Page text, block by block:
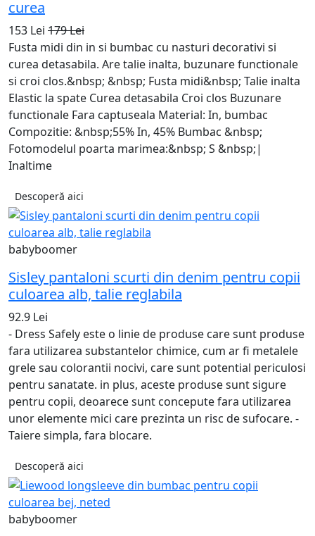
curea
153 Lei 179 Lei
Fusta midi din in si bumbac cu nasturi decorativi si
curea detasabila. Are talie inalta, buzunare functionale
si croi clos.&nbsp; &nbsp; Fusta midi&nbsp; Talie inalta
Elastic la spate Curea detasabila Croi clos Buzunare
functionale Fara captuseala Material: In, bumbac
Compozitie: &nbsp;55% In, 45% Bumbac &nbsp;
Fotomodelul poarta marimea:&nbsp; S &nbsp;|
Inaltime
Descoperă aici
babyboomer
Sisley pantaloni scurti din denim pentru copii
culoarea alb, talie reglabila
92.9 Lei
- Dress Safely este o linie de produse care sunt produse
fara utilizarea substantelor chimice, cum ar fi metalele
grele sau colorantii nocivi, care sunt potential periculosi
pentru sanatate. in plus, aceste produse sunt sigure
pentru copii, deoarece sunt concepute fara utilizarea
unor elemente mici care prezinta un risc de sufocare. -
Taiere simpla, fara blocare.
Descoperă aici
babyboomer